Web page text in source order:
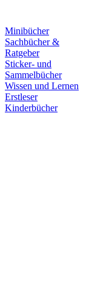
Minibücher
Sachbücher &
Ratgeber
Sticker- und
Sammelbücher
Wissen und Lernen
Erstleser
Kinderbücher